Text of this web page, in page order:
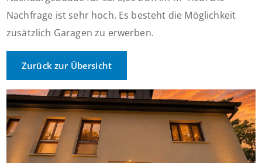
Nachfrage ist sehr hoch. Es besteht die Möglichkeit
zusätzlich Garagen zu erwerben.
Zurück zur Übersicht